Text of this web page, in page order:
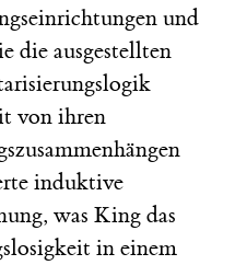
und
die ausgestellten
von ihren
induktive
was King das
in einem